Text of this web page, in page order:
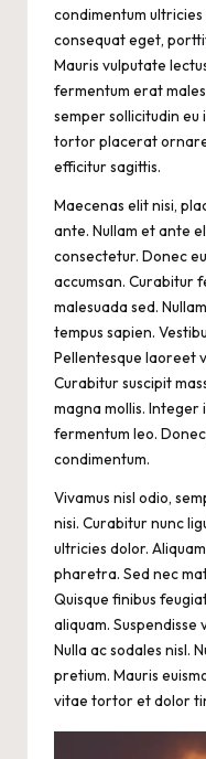
condimentum ultricies
consequat eget,
Mauris vulputate
fermentum erat
semper sollicitudin eu
tortor placerat
efficitur sagittis.
Maecenas elit nisi,
ante. Nullam et ante
consectetur. Donec
accumsan. Curabitur
malesuada sed.
tempus sapien.
Pellentesque laoreet
Curabitur suscipit
magna mollis. Integer
fermentum leo.
condimentum.
Vivamus nisl odio,
nisi. Curabitur nunc
ultricies dolor.
pharetra. Sed nec
Quisque finibus
aliquam. Suspendisse
Nulla ac sodales nisl.
pretium. Mauris
vitae tortor et dolor